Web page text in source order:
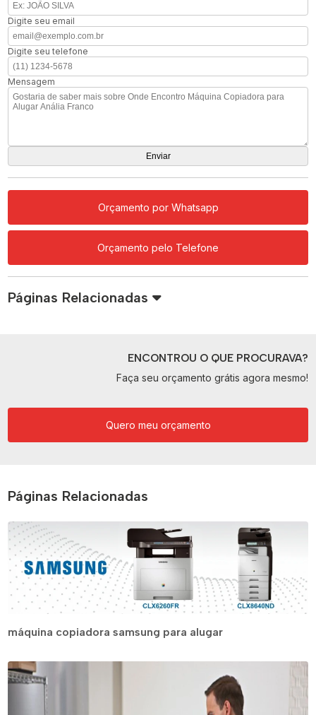
Digite seu email
Digite seu telefone
Mensagem
Orçamento por Whatsapp
Orçamento pelo Telefone
Páginas Relacionadas
ENCONTROU O QUE PROCURAVA?
Faça seu orçamento grátis agora mesmo!
Quero meu orçamento
Páginas Relacionadas
máquina copiadora samsung para alugar